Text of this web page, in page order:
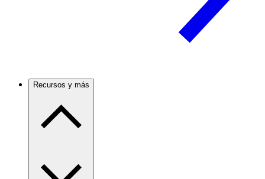
Recursos y más